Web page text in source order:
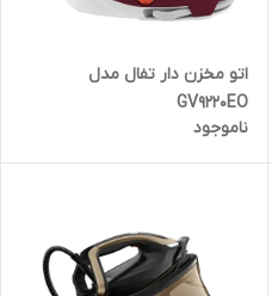
اتو مخزن دار تفال مدل
GV9220EO
ناموجود